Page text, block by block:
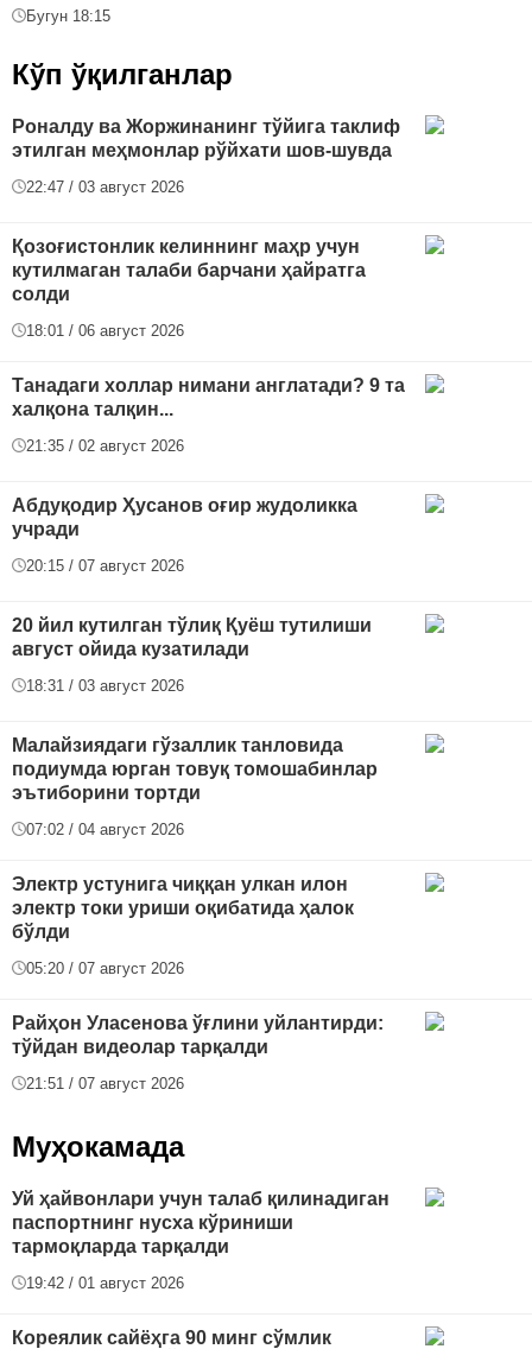
Бугун 18:15
Кўп ўқилганлар
Роналду ва Жоржинанинг тўйига таклиф
этилган меҳмонлар рўйхати шов-шувда
22:47 / 03 август 2026
Қозоғистонлик келиннинг маҳр учун
кутилмаган талаби барчани ҳайратга
солди
18:01 / 06 август 2026
Танадаги холлар нимани англатади? 9 та
халқона талқин...
21:35 / 02 август 2026
Абдуқодир Ҳусанов оғир жудоликка
учради
20:15 / 07 август 2026
20 йил кутилган тўлиқ Қуёш тутилиши
август ойида кузатилади
18:31 / 03 август 2026
Малайзиядаги гўзаллик танловида
подиумда юрган товуқ томошабинлар
эътиборини тортди
07:02 / 04 август 2026
Электр устунига чиққан улкан илон
электр токи уриши оқибатида ҳалок
бўлди
05:20 / 07 август 2026
Райҳон Уласенова ўғлини уйлантирди:
тўйдан видеолар тарқалди
21:51 / 07 август 2026
Муҳокамада
Уй ҳайвонлари учун талаб қилинадиган
паспортнинг нусха кўриниши
тармоқларда тарқалди
19:42 / 01 август 2026
Кореялик сайёҳга 90 минг сўмлик